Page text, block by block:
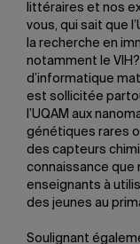
littéraires et nos
vous, qui sait que
la recherche en
notamment le
d’informatique
est sollicitée
l’UQAM aux
génétiques rares
des capteurs
connaissance que
enseignants à
des jeunes au
Soulignant